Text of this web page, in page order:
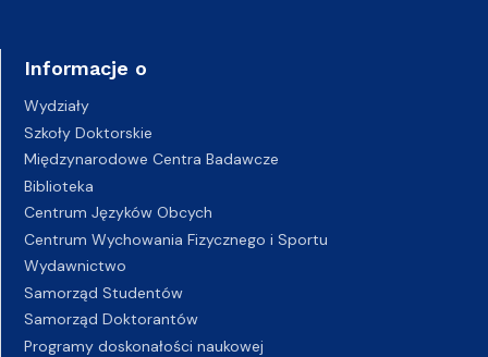
Informacje o
Wydziały
Szkoły Doktorskie
Międzynarodowe Centra Badawcze
Biblioteka
Centrum Języków Obcych
Centrum Wychowania Fizycznego i Sportu
Wydawnictwo
Samorząd Studentów
Samorząd Doktorantów
Programy doskonałości naukowej